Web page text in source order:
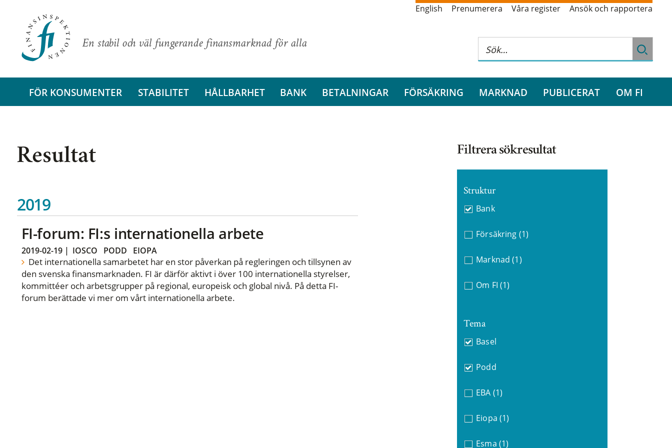
En stabil och väl fungerande finansmarknad för alla
English Prenumerera Våra register Ansök och rapportera
FÖR KONSUMENTER STABILITET HÅLLBARHET BANK BETALNINGAR FÖRSÄKRING MARKNAD PUBLICERAT OM FI
Resultat
2019
FI-forum: FI:s internationella arbete
2019-02-19| IOSCO PODD EIOPA
Det internationella samarbetet har en stor påverkan på regleringen och tillsynen av
den svenska finansmarknaden. FI är därför aktivt i över 100 internationella styrelser,
kommittéer och arbetsgrupper på regional, europeisk och global nivå. På detta FI-
forum berättade vi mer om vårt internationella arbete.
Filtrera sökresultat
Struktur
Bank
Försäkring (1)
Marknad (1)
Om FI (1)
Tema
Basel
Podd
EBA (1)
Eiopa (1)
Esma (1)